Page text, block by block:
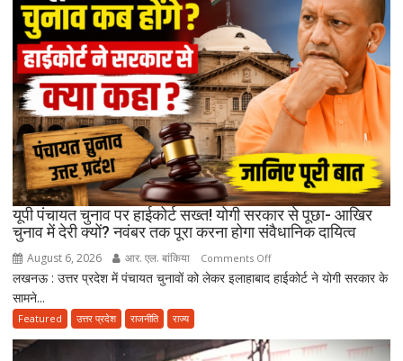
उमाशंकर
सिंह
को
याद
कर
भावुक
हुईं
मायावती,
बेटे
को
किया
यूपी पंचायत चुनाव पर हाईकोर्ट सख्त! योगी सरकार से पूछा- आखिर
चुनाव में देरी क्यों? नवंबर तक पूरा करना होगा संवैधानिक दायित्व
August 6, 2026 आर. एल. बांकिया Comments Offon
यूपी
पर
हाईकोर्ट
लखनऊ : उत्तर प्रदेश में पंचायत चुनावों को लेकर इलाहाबाद हाईकोर्ट ने योगी सरकार के
सामने...
Featured उत्तर प्रदेश राजनीति राज्य